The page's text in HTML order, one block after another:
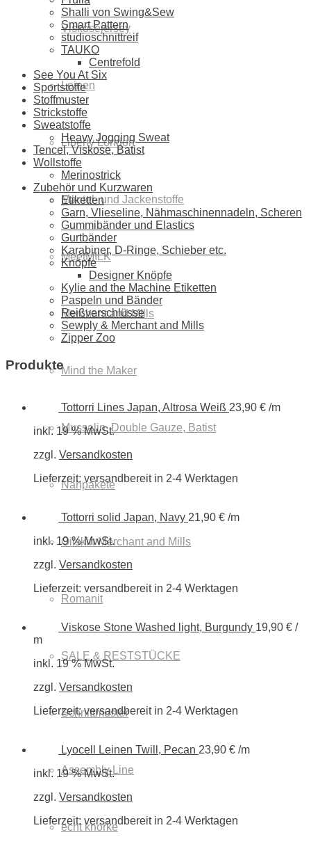
Viskosejersey
Leinen
Liberty London
Mantel- und Jackenstoffe
MeetMILK
Merchant and Mills
Mind the Maker
Musselin, Double Gauze, Batist
Nähpakete
Oilskin Merchant and Mills
Romanit
SALE & RESTSTÜCKE
Schnittmuster
Assembly Line
echt knorke
Shalli von Swing&Sew
Smart Pattern
studioschnittreif
TAUKO
Centrefold
See You At Six
Sportstoffe
Stoffmuster
Strickstoffe
Sweatstoffe
Heavy Jogging Sweat
Tencel, Viskose, Batist
Wollstoffe
Merinostrick
Zubehör und Kurzwaren
Etiketten
Garn, Vlieseline, Nähmaschinennadeln, Scheren
Gummibänder und Elastics
Gurtbänder
Karabiner, D-Ringe, Schieber etc.
Knöpfe
Designer Knöpfe
Kylie and the Machine Etiketten
Paspeln und Bänder
Reißverschlüsse
Sewply & Merchant and Mills
Zipper Zoo
Produkte
Tottorri Lines Japan, Altrosa Weiß 23,90 € /m
inkl. 19 % MwSt.
zzgl. Versandkosten
Lieferzeit: versandbereit in 2-4 Werktagen
Tottorri solid Japan, Navy 21,90 € /m
inkl. 19 % MwSt.
zzgl. Versandkosten
Lieferzeit: versandbereit in 2-4 Werktagen
Viskose Stone Washed light, Burgundy 19,90 € /
m
inkl. 19 % MwSt.
zzgl. Versandkosten
Lieferzeit:versandbereit in 2-4 Werktagen
Lyocell Leinen Twill, Pecan 23,90 € /m
inkl. 19 % MwSt.
zzgl. Versandkosten
Lieferzeit: versandbereit in 2-4 Werktagen